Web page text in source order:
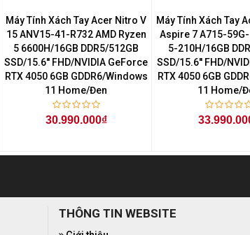
Máy Tính Xách Tay Acer Nitro V
15 ANV15-41-R732 AMD Ryzen
5 6600H/16GB DDR5/512GB
SSD/15.6'' FHD/NVIDIA GeForce
RTX 4050 6GB GDDR6/Windows
11 Home/Đen
30.990.000₫
Máy Tính Xách Tay
Aspire 7 A715-
5-210H/16GB
SSD/15.6'' FHD/
RTX 4050 6GB
11 Home/
THÔNG TIN WEBSITE